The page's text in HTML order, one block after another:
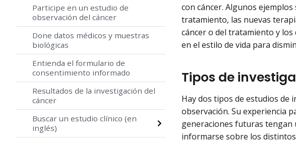
Participe en un estudio de
observación del cáncer
Done datos médicos y muestras
biológicas
Entienda el formulario de
consentimiento informado
Resultados de la investigación del
cáncer
Buscar un estudio clínico (en
inglés)
con cáncer. Algunos
tratamiento, las nuevas
cáncer o del tratamiento y
en el estilo de vida para
Tipos de
Hay dos tipos de estudios de
observación. Su experiencia
generaciones futuras tengan
informarse sobre los